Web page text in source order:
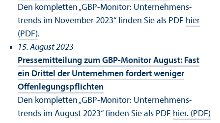
Den kompletten „GBP-Monitor: Unter­nehmens­
trends im November 2023“ finden Sie als PDF hier
(PDF).
15. August 2023
Pressemitteilung zum GBP-Monitor August: Fast
ein Drittel der Unter­nehmen fordert weniger
Offenlegungs­pflichten
Den kompletten „GBP-Monitor: Unter­nehmens­
trends im August 2023“ finden Sie als PDF hier. (PDF)